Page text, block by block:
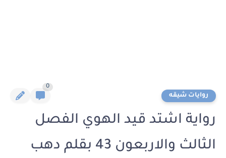
روايات شيقه
0
رواية اشتد قيد الهوي الفصل
الثالث والاربعون 43 بقلم دهب